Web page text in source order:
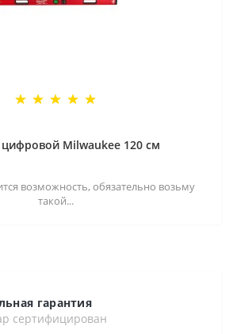
Milwaukee 120 см
возможность, обязательно возьму
такой...
гарантия
сертифицирован